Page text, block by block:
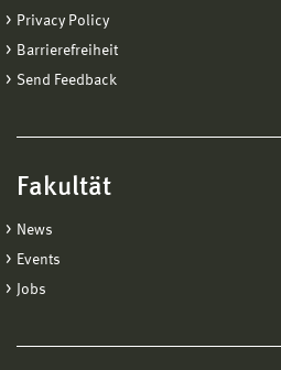
Privacy Policy
Barrierefreiheit
Send Feedback
Fakultät
News
Events
Jobs